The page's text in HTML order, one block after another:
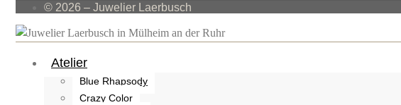
© 2026 – Juwelier Laerbusch
Atelier
Blue Rhapsody
Crazy Color